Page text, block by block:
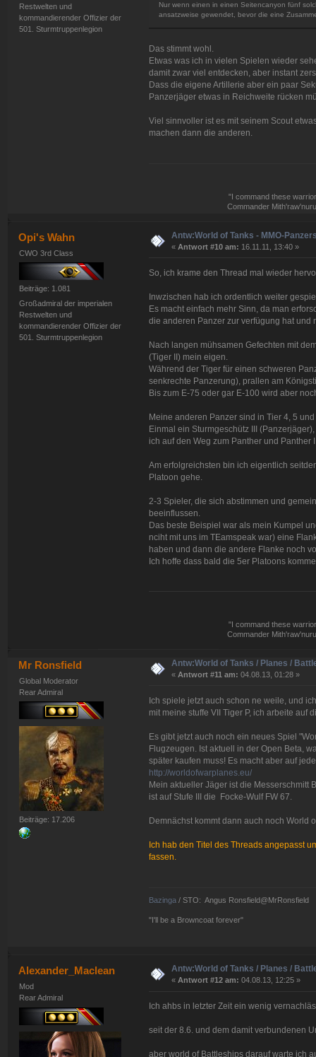
Restwelten und
kommandierender Offizier der
501. Sturmtruppenlegion
Nur wenn einen in einen Seitencanyon fünf
ansatzweise gewendet, bevor die eine
Das stimmt wohl.
Etwas was ich in vielen Spielen wieder
damit zwar viel entdecken, aber instant
Dass die eigene Artillerie aber ein paar
Panzerjäger etwas in Reichweite rücken
Viel sinnvoller ist es mit seinem Scout
machen dann die anderen.
"I command these
Commander
Opi's Wahn
CWO 3rd Class
Beiträge: 1.081
Großadmiral der imperialen
Restwelten und
kommandierender Offizier der
501. Sturmtruppenlegion
Antw:World of Tanks - MMO-
« Antwort #10 am: 16.11.11, 13:40 »
So, ich krame den Thread mal wieder
Inwzischen hab ich ordentlich weiter
Es macht einfach mehr Sinn, da man
die anderen Panzer zur verfügung hat und
Nach langen mühsamen Gefechten mit
(Tiger II) mein eigen.
Während der Tiger für einen schweren
senkrechte Panzerung), prallen am
Bis zum E-75 oder gar E-100 wird aber
Meine anderen Panzer sind in Tier 4, 5 und
Einmal ein Sturmgeschütz III
ich auf den Weg zum Panther und
Am erfolgreichsten bin ich eigentlich
Platoon gehe.
2-3 Spieler, die sich abstimmen und
beeinflussen.
Das beste Beispiel war als mein Kumpel
nciht mit uns im TEamspeak war) eine
haben und dann die andere Flanke noch
Ich hoffe dass bald die 5er Platoons
"I command these
Commander
Mr Ronsfield
Global Moderator
Rear Admiral
Beiträge: 17.206
Antw:World of Tanks / Planes /
« Antwort #11 am: 04.08.13, 01:28 »
Ich spiele jetzt auch schon ne weile, und
mit meine stuffe VII Tiger P, ich arbeite auf
Es gibt jetzt auch noch ein neues Spiel
Flugzeugen. Ist aktuell in der Open Beta,
später kaufen muss! Es macht aber auf
http://worldofwarplanes.eu/
Mein aktueller Jäger ist die Messerschmitt
ist auf Stufe III die Focke-Wulf FW 67.
Demnächst kommt dann auch noch World
Ich hab den Titel des Threads angepasst
fassen.
Bazinga/ STO: Angus Ronsfield@MrRonsfield
"I'll be a Browncoat forever"
Alexander_Maclean
Mod
Rear Admiral
Antw:World of Tanks / Planes /
« Antwort #12 am: 04.08.13, 12:25 »
Ich ahbs in letzter Zeit ein wenig
seit der 8.6. und dem damit verbundenen
aber world of Battleships darauf warte ich